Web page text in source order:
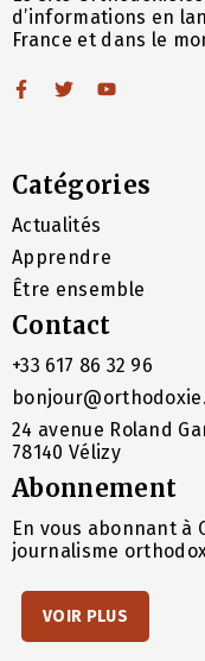
d’informations en
France et dans le
Catégories
Actualités
Apprendre
Être ensemble
Contact
+33 617 86 32 96
24 avenue Roland
78140 Vélizy
Abonnement
En vous abonnant à
journalisme
VOIR PLUS